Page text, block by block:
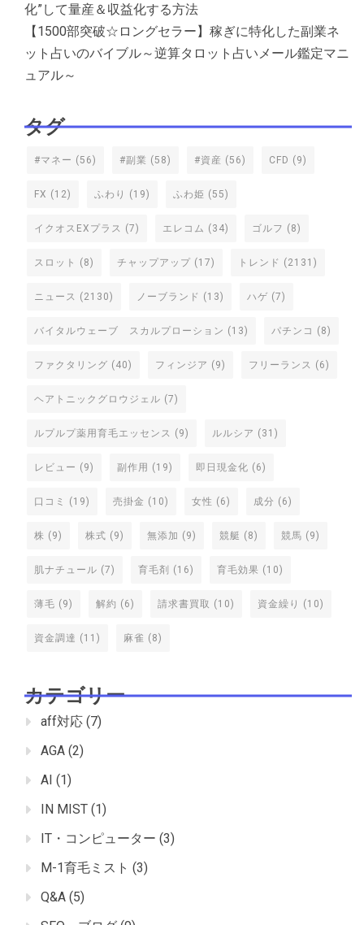
化”して量産＆収益化する方法
【1500部突破☆ロングセラー】稼ぎに特化した副業ネ
ット占いのバイブル～逆算タロット占いメール鑑定マニ
ュアル～
タグ
#マネー (56) #副業 (58) #資産 (56) CFD (9)
FX (12) ふわり (19) ふわ姫 (55)
イクオスEXプラス (7) エレコム (34) ゴルフ (8)
スロット (8) チャップアップ (17) トレンド (2131)
ニュース (2130) ノーブランド (13) ハゲ (7)
バイタルウェーブ スカルプローション (13) パチンコ (8)
ファクタリング (40) フィンジア (9) フリーランス (6)
ヘアトニックグロウジェル (7)
ルプルプ薬用育毛エッセンス (9) ルルシア (31)
レビュー (9) 副作用 (19) 即日現金化 (6)
口コミ (19) 売掛金 (10) 女性 (6) 成分 (6)
株 (9) 株式 (9) 無添加 (9) 競艇 (8) 競馬 (9)
肌ナチュール (7) 育毛剤 (16) 育毛効果 (10)
薄毛 (9) 解約 (6) 請求書買取 (10) 資金繰り (10)
資金調達 (11) 麻雀 (8)
カテゴリー
aff対応 (7)
AGA (2)
AI (1)
IN MIST (1)
IT・コンピューター (3)
M-1育毛ミスト (3)
Q&A (5)